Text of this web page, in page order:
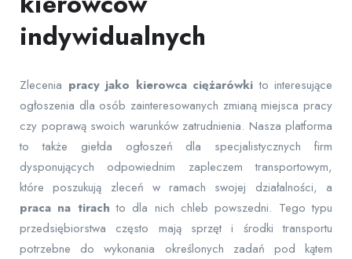
indywidualnych
Zlecenia pracy jako kierowca ciężarówkito interesujące
ogłoszenia dla osób zainteresowanych zmianą miejsca pracy
czy poprawą swoich warunków zatrudnienia. Nasza platforma
to także giełda ogłoszeń dla specjalistycznych firm
dysponujących odpowiednim zapleczem transportowym,
które poszukują zleceń w ramach swojej działalności, a
praca na tirach to dla nich chleb powszedni. Tego typu
przedsiębiorstwa często mają sprzęt i środki transportu
potrzebne do wykonania określonych zadań pod kątem